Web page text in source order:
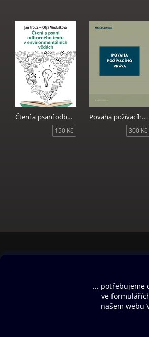
Čtení a psaní odborného textu v environmentálních vědách
150 Kč
Povaha požívacího práva
300 Kč
Aplikace a hry
SMS/MMS Info
Blog